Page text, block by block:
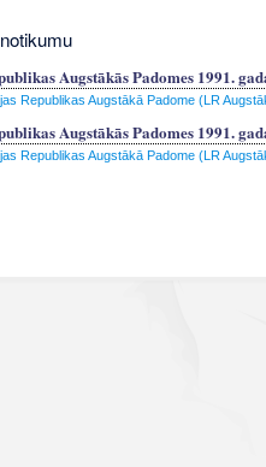
Augstākās Padomes 1991.
Republikas Augstākā Padome (LR
Augstākās Padomes 1991.
Republikas Augstākā Padome (LR